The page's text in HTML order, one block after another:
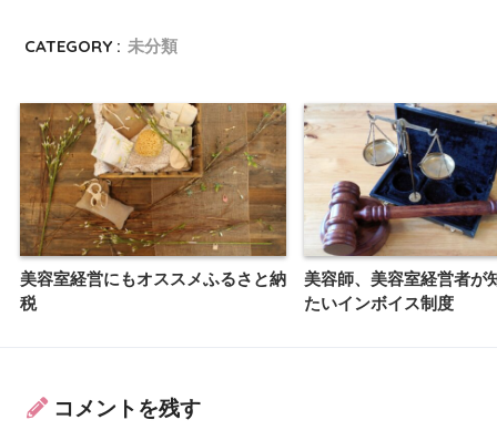
CATEGORY : 未分類
美容室経営にもオススメふるさと納
税
美容師、美容室経営者が
たいインボイス制度
コメントを残す